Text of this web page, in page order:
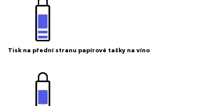
Tisk na přední stranu papírové tašky na víno